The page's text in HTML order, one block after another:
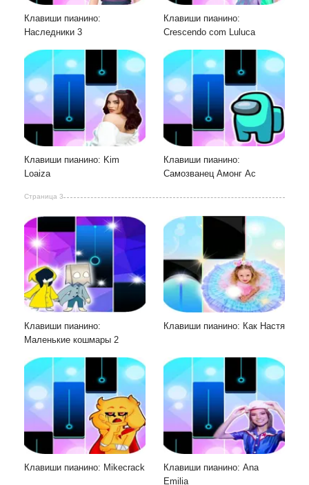
Клавиши пианино:
Наследники 3
Клавиши пианино:
Crescendo com Luluca
Клавиши пианино: Kim
Loaiza
Клавиши пианино:
Самозванец Амонг Ас
Страница 3
Клавиши пианино:
Маленькие кошмары 2
Клавиши пианино: Как Настя
Клавиши пианино: Mikecrack
Клавиши пианино: Ana
Emilia